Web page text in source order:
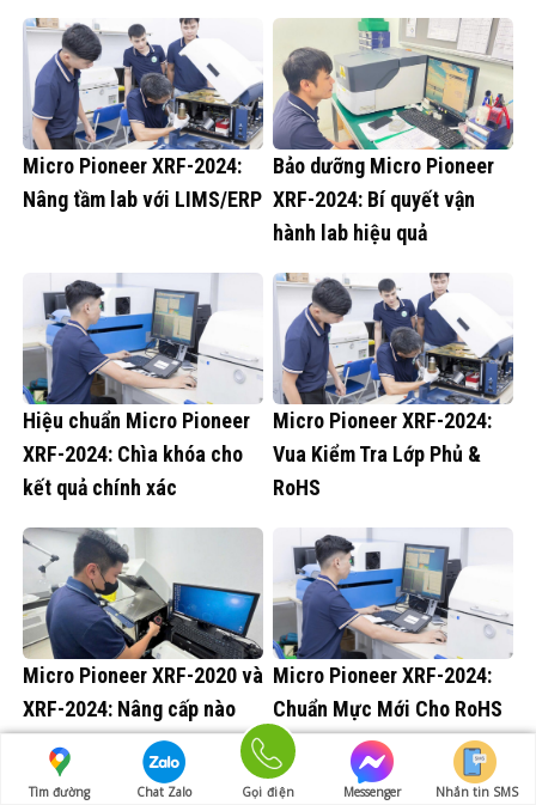
Micro Pioneer XRF-2024:
Nâng tầm lab với LIMS/ERP
Bảo dưỡng Micro Pioneer
XRF-2024: Bí quyết vận
hành lab hiệu quả
Hiệu chuẩn Micro Pioneer
XRF-2024: Chìa khóa cho
kết quả chính xác
Micro Pioneer XRF-2024:
Vua Kiểm Tra Lớp Phủ &
RoHS
Micro Pioneer XRF-2020 và
XRF-2024: Nâng cấp nào
đáng chú ý?
Micro Pioneer XRF-2024:
Chuẩn Mực Mới Cho RoHS
& Hợp Kim
Tìm đường Chat Zalo Gọi điện Messenger Nhắn tin SMS